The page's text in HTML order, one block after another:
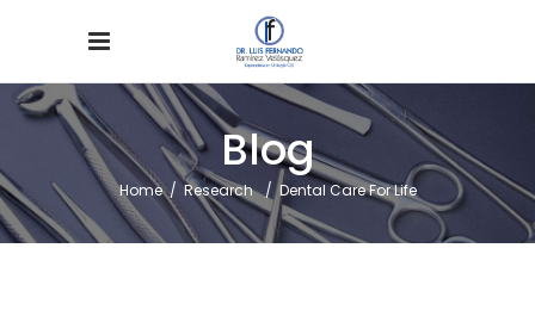
Blog
Home/Research /Dental Care For Life